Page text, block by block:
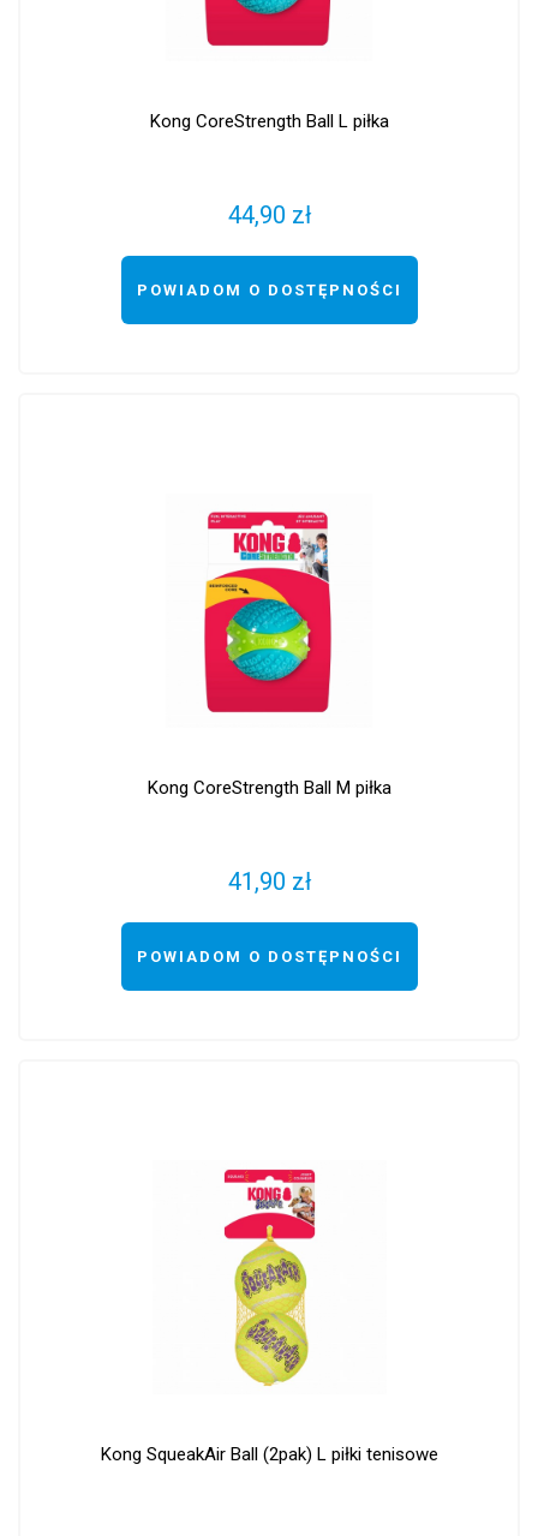
Kong CoreStrength Ball L piłka
44,90 zł
POWIADOM O DOSTĘPNOŚCI
Kong CoreStrength Ball M piłka
41,90 zł
POWIADOM O DOSTĘPNOŚCI
Kong SqueakAir Ball (2pak) L piłki tenisowe